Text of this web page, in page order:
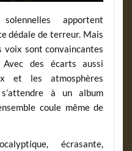
apportent
dédale de terreur. Mais
sont convaincantes
des écarts aussi
et les atmosphères
à un album
coule même de
écrasante,